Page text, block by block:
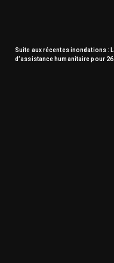
Suite aux récentes inondations :
d’assistance humanitaire pour